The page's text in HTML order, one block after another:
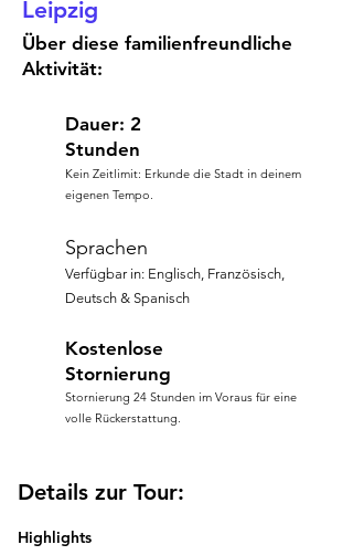
Leipzig
Über diese familienfreundliche
Aktivität:
Dauer: 2
Stunden
Kein Zeitlimit: Erkunde die Stadt in deinem
eigenen Tempo.
Sprachen
Verfügbar in: Englisch, Französisch,
Deutsch & Spanisch
Kostenlose
Stornierung
Stornierung 24 Stunden im Voraus für eine
volle Rückerstattung.
Details zur Tour:
Highlights